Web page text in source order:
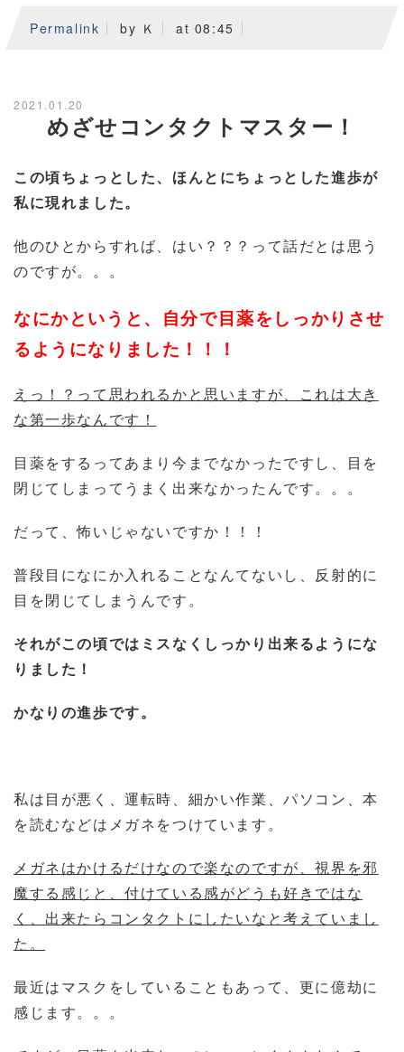
Permalink by Ｋ at 08:45
2021.01.20
めざせコンタクトマスター！
この頃ちょっとした、ほんとにちょっとした進歩が
私に現れました。
他のひとからすれば、はい？？？って話だとは思う
のですが。。。
なにかというと、自分で目薬をしっかりさせ
るようになりました！！！
えっ！？って思われるかと思いますが、これは大き
な第一歩なんです！
目薬をするってあまり今までなかったですし、目を
閉じてしまってうまく出来なかったんです。。。
だって、怖いじゃないですか！！！
普段目になにか入れることなんてないし、反射的に
目を閉じてしまうんです。
それがこの頃ではミスなくしっかり出来るようにな
りました！
かなりの進歩です。
私は目が悪く、運転時、細かい作業、パソコン、本
を読むなどはメガネをつけています。
メガネはかけるだけなので楽なのですが、視界を邪
魔する感じと、付けている感がどうも好きではな
く、出来たらコンタクトにしたいなと考えていまし
た。
最近はマスクをしていることもあって、更に億劫に
感じます。。。